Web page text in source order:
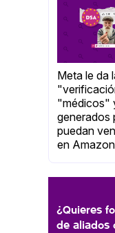
Meta le da
"médicos"
generados
puedan
en Amazon
¿Quieres
de aliados